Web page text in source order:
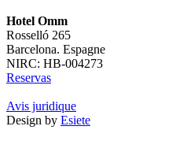
Hotel Omm
Rosselló 265
Barcelona. Espagne
NIRC: HB-004273
Reservas
Avis juridique
Design by Esiete